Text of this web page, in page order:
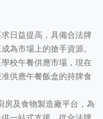
日益提高，具備合法牌
為市場上的搶手資源。
校午餐供應市場，現在
供應午餐飯盒的持牌食
及食物製造廠平台，為